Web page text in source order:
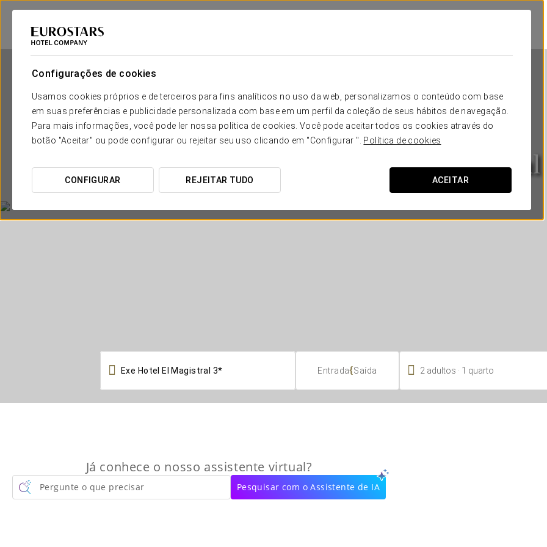
Configurações de cookies
Usamos cookies próprios e de terceiros para fins analíticos no uso da web, personalizamos o conteúdo com base
em suas preferências e publicidade personalizada com base em um perfil da coleção de seus hábitos de navegação.
Para mais informações, você pode ler nossa política de cookies. Você pode aceitar todos os cookies através do
botão "Aceitar" ou pode configurar ou rejeitar seu uso clicando em "Configurar ". Política de cookies
CONFIGURAR REJEITAR TUDO ACEITAR
Exe Hotel El Magistral
OVIEDO
 Entrada{Saída  2 adultos 1 quarto
Já conhece o nosso assistente virtual?
Pergunte o que precisar Pesquisar com o Assistente de IA